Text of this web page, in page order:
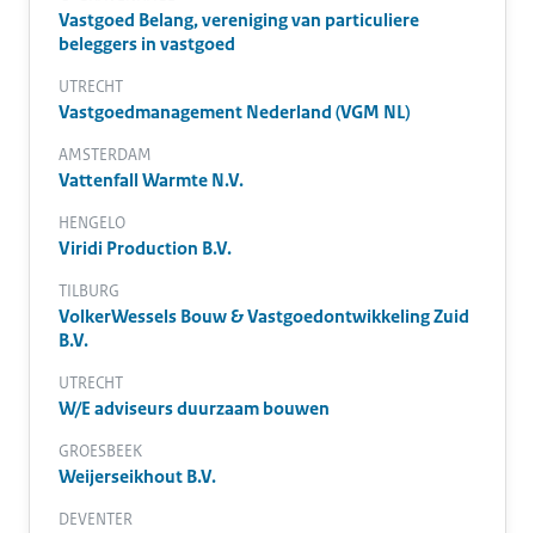
Vastgoed Belang, vereniging van particuliere
beleggers in vastgoed
UTRECHT
Vastgoedmanagement Nederland (VGM NL)
AMSTERDAM
Vattenfall Warmte N.V.
HENGELO
Viridi Production B.V.
TILBURG
VolkerWessels Bouw & Vastgoedontwikkeling Zuid
B.V.
UTRECHT
W/E adviseurs duurzaam bouwen
GROESBEEK
Weijerseikhout B.V.
DEVENTER